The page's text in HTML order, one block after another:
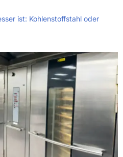
ist: Kohlenstoffstahl oder